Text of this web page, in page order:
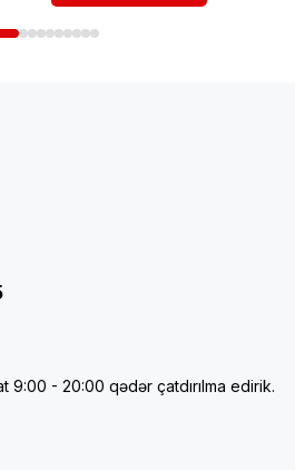
9:00 - 20:00 qədər çatdırılma edirik.